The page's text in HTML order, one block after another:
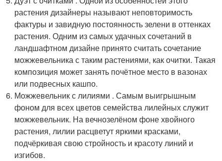
растения дизайнеры называют неповторимость
фактуры и завидную постоянность зелени в оттенках
растения. Одним из самых удачных сочетаний в
ландшафтном дизайне принято считать сочетание
можжевельника с таким растениями, как очитки. Такая
композиция может занять почётное место в вазонах
или подвесных кашпо.
Можжевельник с лилиями . Самым выигрышным
фоном для всех цветов семейства лилейных служит
можжевельник. На вечнозелёном фоне хвойного
растения, лилии расцветут яркими красками,
подчёркивая свою стройность и красоту линий и
изгибов.